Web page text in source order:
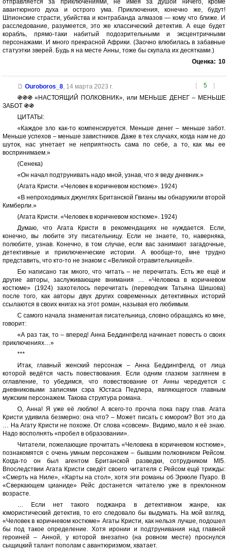
отправляется за приключениями, не имея за душой ничего, кроме
авантюрного духа и острого ума. Приключения, конечно же, будут!
Шпионские страсти, убийства и контрабанда алмазов — кому что ближе. И
расследование, разумеется, это же классический детектив. А еще будет
корабль, прямо-таки набитый подозрительными и эксцентричными
персонажами. И много прекрасной Африки. (Заочно влюбилась в забавные
статуэтки зверей. Будь я на месте Анны, тоже бы скупала их десятками.)
Оценка: 10
[ 5 ]
Ouroboros_8, 14 марта 2023 г.
֍֍֍ «НАСТОЯЩИЙ ПОЛКОВНИК», или МЕНЬШЕ ДЕНЕГ – МЕНЬШЕ
ЗАБОТ ֍֍
ЦИТАТЫ:
«Каждое зло как-то компенсируется. Меньше денег – меньше забот.
Меньше успехов – меньше завистников. Даже в тех случаях, когда нам не до
шуток, нас угнетает не неприятность сама по себе, а то, как мы ее
воспринимаем.»
(Сенека)
«Он начал подтрунивать надо мной, узнав, что я веду дневник.»
(Агата Кристи. «Человек в коричневом костюме». 1924)
«В непроходимых джунглях Британской Гвианы мы обнаружили второй
Кимберли.»
(Агата Кристи. «Человек в коричневом костюме». 1924)
Думаю, что Агата Кристи в рекомендациях не нуждается. Если,
конечно, вы любите эту писательницу. Если не знаете, то, наверняка,
полюбите, узнав. Конечно, в том случае, если вас занимают загадочные,
детективные и приключенческие истории. А вообще-то, мне трудно
представить, что кто-то не знаком с «Великой отравительницей».
Ею написано так много, что читать – не перечитать. Есть же ещё и
другие авторы, заслуживающие внимания … «Человека в коричневом
костюме» (1924) захотелось перечитать (переводчик Татьяна Шишова)
после того, как авторы двух других современных детективных историй
ссылаются в своих книгах на этот роман, называя его любимым.
С самого начала знаменитая писательница, словно обращаясь ко мне,
говорит:
«А раз так, то – вперед! Анна Беддингфелд начинает повесть о своих
приключениях…»
***
Итак, главный женский персонаж – Анна Беддингфелд, от лица
которой ведётся часть повествования. Если одним глазком заглянем в
оглавление, то убедимся, что повествование от Анны чередуется с
дневниковыми записями сэра Юстаса Педлера, являющегося главным
мужским персонажем. Такова структура романа.
О, Анна! Я уже её люблю! А всего-то прочла пока пару глав. Агата
Кристи удивила безмерно: она что? – Может писать с юмором? Вот это да
… На Агату Кристи не похоже. От слова «совсем». Видимо, мало я её знаю.
Надо восполнять «пробел в образовании».
Читатели, пожелающие прочитать «Человека в коричневом костюме»,
познакомятся с очень умным персонажем – бывшим полковником Рейсом.
Когда-то он был агентом Британской разведки, сотрудником MI5.
Впоследствии Агата Кристи сведёт своего читателя с Рейсом ещё трижды:
«Смерть на Ниле», «Карты на стол», хотя эти романы об Эркюле Пуаро. В
«Сверкающем цианиде» Рейс достанется читателю уже в преклонном
возрасте.
… Если нет такого поджанра в детективном жанре, как
юмористический детектив, то его следовало бы выдумать. На мой взгляд,
«Человек в коричневом костюме» Агаты Кристи, как нельзя лучше, подошел
бы под такое определение. Хотя иронии и подтрунивания над главной
героиней – Анной, у которой внезапно (на ровном месте) проснулся
сыщицкий талант пополам с авантюризмом, хватает.